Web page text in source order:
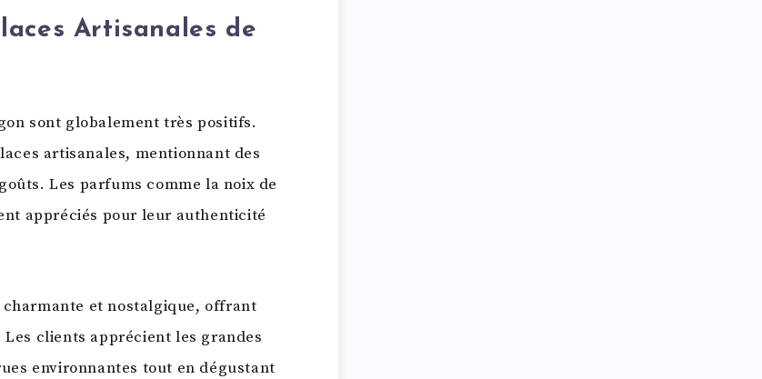
Artisanales de
sont globalement très positifs.
artisanales, mentionnant des
Les parfums comme la noix de
appréciés pour leur authenticité
charmante et nostalgique, offrant
Les clients apprécient les grandes
environnantes tout en dégustant